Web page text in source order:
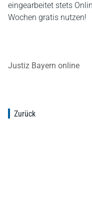
eingearbeitet stets
Wochen gratis nutzen!
Justiz Bayern online
Zurück